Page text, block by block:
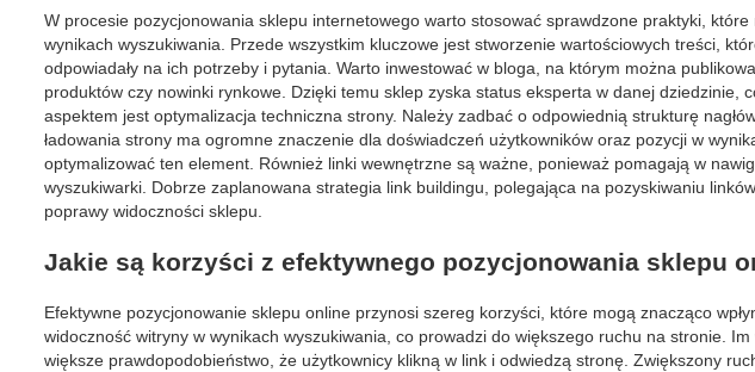
W procesie pozycjonowania sklepu internetowego warto stosować sprawdzone praktyki,
wynikach wyszukiwania. Przede wszystkim kluczowe jest stworzenie wartościowych treści,
odpowiadały na ich potrzeby i pytania. Warto inwestować w bloga, na którym można
produktów czy nowinki rynkowe. Dzięki temu sklep zyska status eksperta w danej dziedzinie,
aspektem jest optymalizacja techniczna strony. Należy zadbać o odpowiednią strukturę
ładowania strony ma ogromne znaczenie dla doświadczeń użytkowników oraz pozycji w
optymalizować ten element. Również linki wewnętrzne są ważne, ponieważ pomagają w
wyszukiwarki. Dobrze zaplanowana strategia link buildingu, polegająca na pozyskiwaniu
poprawy widoczności sklepu.
Jakie są korzyści z efektywnego pozycjonowania sklepu
Efektywne pozycjonowanie sklepu online przynosi szereg korzyści, które mogą znacząco
widoczność witryny w wynikach wyszukiwania, co prowadzi do większego ruchu na stronie.
większe prawdopodobieństwo, że użytkownicy klikną w link i odwiedzą stronę. Zwiększony